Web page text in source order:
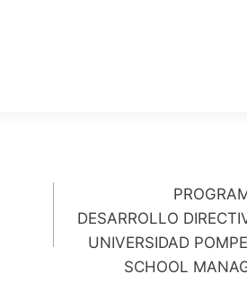
DESARROLLO
UNIVERSIDAD
SCHOOL